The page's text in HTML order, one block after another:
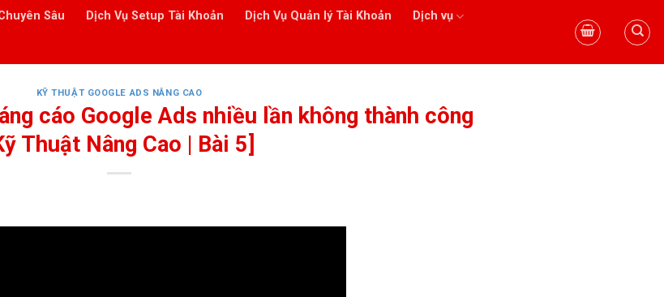
Sâu Dịch Vụ Setup Tài Khoản Dịch Vụ Quản lý Tài Khoản Dịch vụ
KỸ THUẬT GOOGLE ADS NÂNG CAO
cáo Google Ads nhiều lần không thành công
Thuật Nâng Cao | Bài 5]